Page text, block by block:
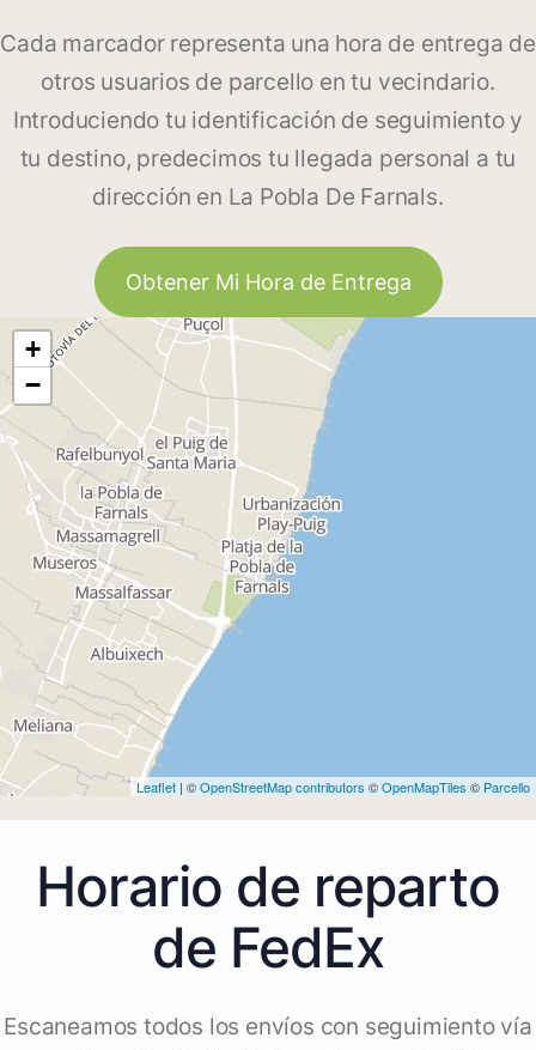
Cada marcador representa una hora de entrega de
otros usuarios de parcello en tu vecindario.
Introduciendo tu identificación de seguimiento y
tu destino, predecimos tu llegada personal a tu
dirección en La Pobla De Farnals.
Obtener Mi Hora de Entrega
+
−
Leaflet | ©OpenStreetMap contributors ©OpenMapTiles © Parcello
Horario de reparto
de FedEx
Escaneamos todos los envíos con seguimiento vía